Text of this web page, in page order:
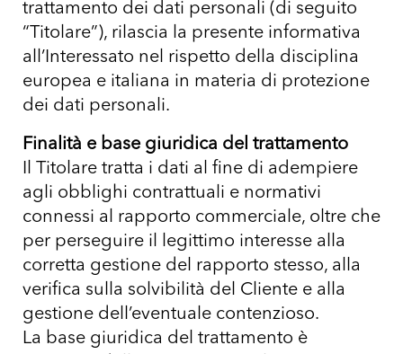
trattamento dei dati personali (di seguito
“Titolare”), rilascia la presente informativa
all’Interessato nel rispetto della disciplina
europea e italiana in materia di protezione
dei dati personali.
Finalità e base giuridica del trattamento
Il Titolare tratta i dati al fine di adempiere
agli obblighi contrattuali e normativi
connessi al rapporto commerciale, oltre che
per perseguire il legittimo interesse alla
corretta gestione del rapporto stesso, alla
verifica sulla solvibilità del Cliente e alla
gestione dell’eventuale contenzioso.
La base giuridica del trattamento è